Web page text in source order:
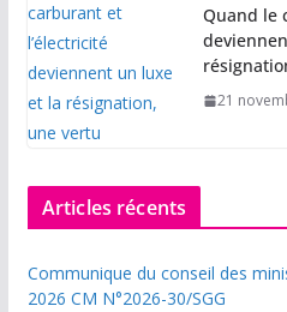
Quand le
21
Articles récents
Communique du conseil des
2026 CM N°2026-30/SGG